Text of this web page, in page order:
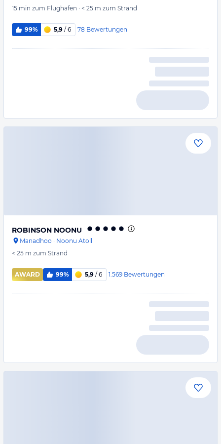
15 min zum Flughafen · < 25 m zum Strand
99% 5,9 / 6 78 Bewertungen
ROBINSON NOONU
Manadhoo · Noonu Atoll
< 25 m zum Strand
AWARD 99% 5,9 / 6 1.569 Bewertungen